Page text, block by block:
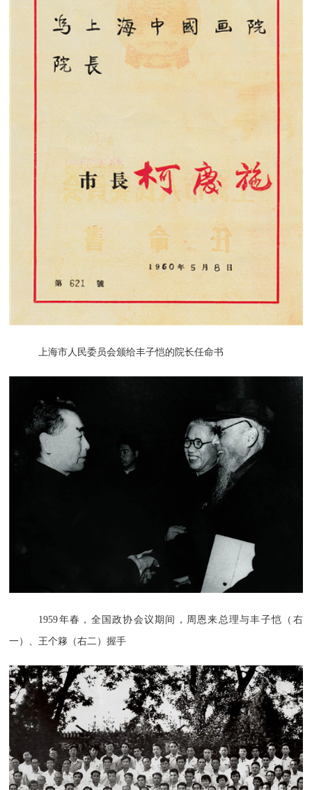
上海市人民委员会颁给丰子恺的院长任命书
1959年春，全国政协会议期间，周恩来总理与丰子恺（右
一）、王个簃（右二）握手